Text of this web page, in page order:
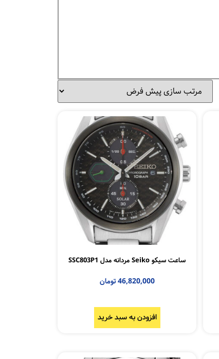
ساعت سیکو Seiko مردانه مدل SSC803P1
46,820,000 تومان
افزودن به سبد خرید